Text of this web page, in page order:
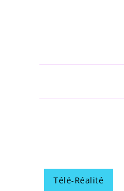
Télé-Réalité